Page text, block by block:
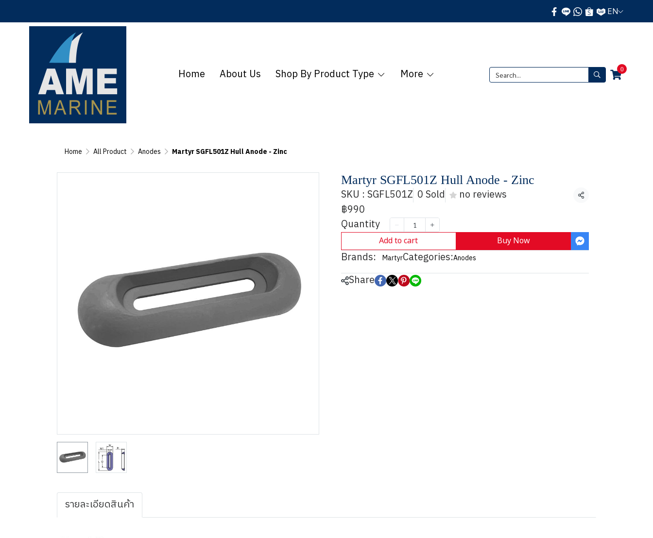
EN
Home About Us Shop By Product Type More 0
Home All Product Anodes Martyr SGFL501Z Hull Anode - Zinc
Martyr SGFL501Z Hull Anode - Zinc
SKU : SGFL501Z 0 Sold no reviews Share
฿990
Quantity
Add to cart Buy Now
Brands: MartyrCategories:Anodes
Share
รายละเอียดสินค้า